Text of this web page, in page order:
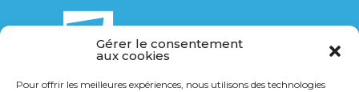
Gérer le consentement
aux cookies
Pour offrir les meilleures expériences, nous utilisons des technologies